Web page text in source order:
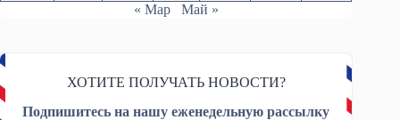
« Мар
Май »
ХОТИТЕ ПОЛУЧАТЬ НОВОСТИ?
Подпишитесь на нашу еженедельную рассылку